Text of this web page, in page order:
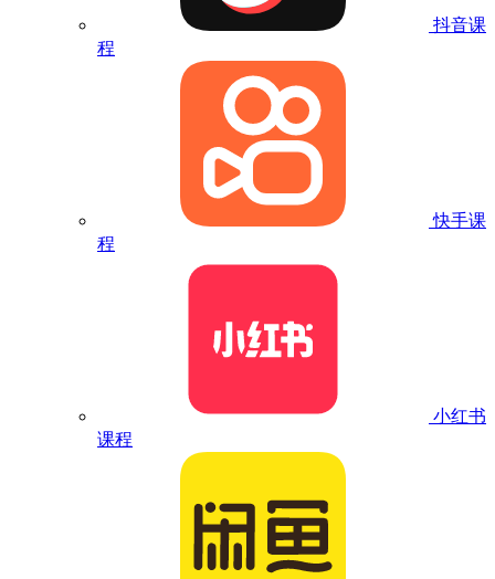
抖音课
程
快手课
程
小红书
课程